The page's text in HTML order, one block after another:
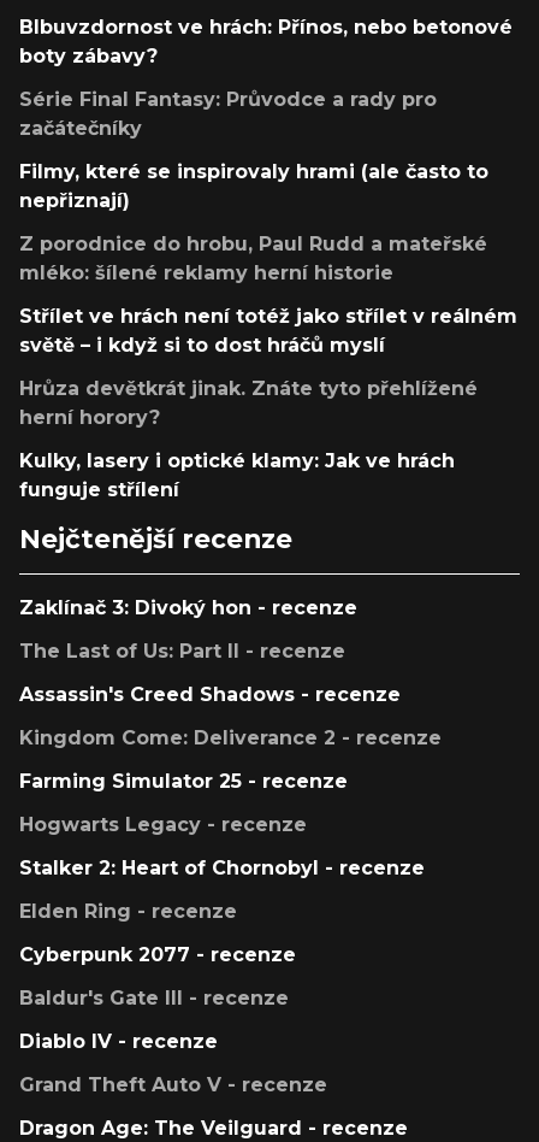
Blbuvzdornost ve hrách: Přínos, nebo betonové
boty zábavy?
Série Final Fantasy: Průvodce a rady pro
začátečníky
Filmy, které se inspirovaly hrami (ale často to
nepřiznají)
Z porodnice do hrobu, Paul Rudd a mateřské
mléko: šílené reklamy herní historie
Střílet ve hrách není totéž jako střílet v reálném
světě – i když si to dost hráčů myslí
Hrůza devětkrát jinak. Znáte tyto přehlížené
herní horory?
Kulky, lasery i optické klamy: Jak ve hrách
funguje střílení
Nejčtenější recenze
Zaklínač 3: Divoký hon - recenze
The Last of Us: Part II - recenze
Assassin's Creed Shadows - recenze
Kingdom Come: Deliverance 2 - recenze
Farming Simulator 25 - recenze
Hogwarts Legacy - recenze
Stalker 2: Heart of Chornobyl - recenze
Elden Ring - recenze
Cyberpunk 2077 - recenze
Baldur's Gate III - recenze
Diablo IV - recenze
Grand Theft Auto V - recenze
Dragon Age: The Veilguard - recenze